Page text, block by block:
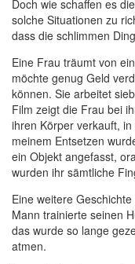
Doch wie schaffen es
solche Situationen zu
dass die schlimmen
Eine Frau träumt von
möchte genug Geld
können. Sie arbeitet
Film zeigt die Frau bei
ihren Körper verkauft,
meinem Entsetzen
ein Objekt angefasst,
wurden ihr sämtliche
Eine weitere
Mann trainierte seinen
das wurde so lange
atmen.